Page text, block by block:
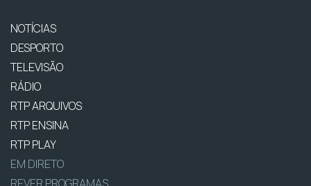
NOTÍCIAS
DESPORTO
TELEVISÃO
RÁDIO
RTP ARQUIVOS
RTP ENSINA
RTP PLAY
EM DIRETO